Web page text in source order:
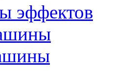
эффектов